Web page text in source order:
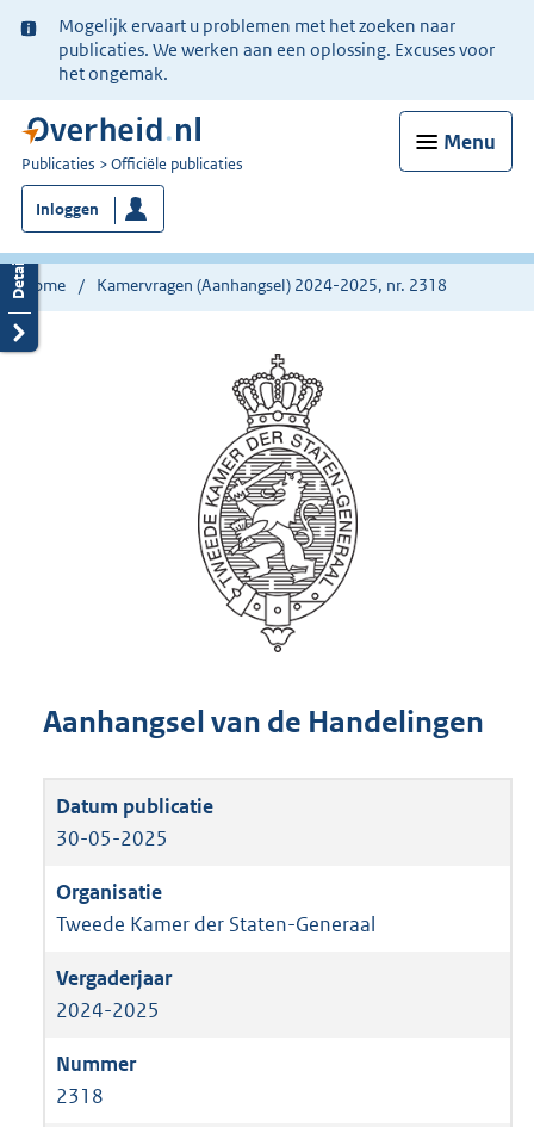
Ter
informatie:
Mogelijk ervaart u problemen met het zoeken naar
publicaties. We werken aan een oplossing. Excuses voor
het ongemak.
Menu
U
bent
nu
hier:
Publicaties Officiële publicaties
Inloggen
Home Kamervragen (Aanhangsel) 2024-2025, nr. 2318
Aanhangsel van de Handelingen
30-05-2025
Tweede Kamer der Staten-Generaal
2024-2025
2318